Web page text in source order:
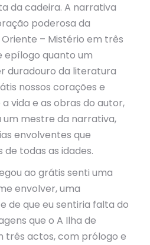
da cadeira. A narrativa
poderosa da
– Mistério em três
epílogo quanto um
duradouro da literatura
nossos corações e
vida e as obras do autor,
um mestre da narrativa,
envolventes que
todas as idades.
ao grátis senti uma
envolver, uma
de que eu sentiria falta do
que o A Ilha de
três actos, com prólogo e